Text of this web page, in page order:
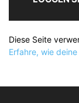
Diese Seite
Erfahre, wie